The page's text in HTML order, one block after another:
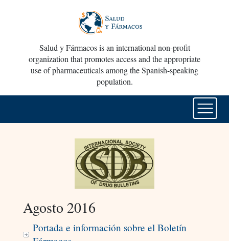
Salud y Fármacos is an international non-profit
organization that promotes access and the appropriate
use of pharmaceuticals among the Spanish-speaking
population.
Agosto 2016
Portada e información sobre el Boletín